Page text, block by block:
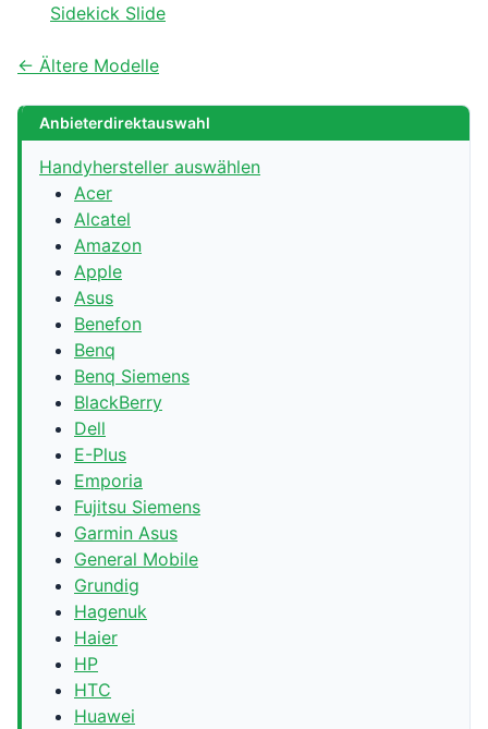
Sidekick Slide
← Ältere Modelle
Anbieterdirektauswahl
Handyhersteller auswählen
Acer
Alcatel
Amazon
Apple
Asus
Benefon
Benq
Benq Siemens
BlackBerry
Dell
E-Plus
Emporia
Fujitsu Siemens
Garmin Asus
General Mobile
Grundig
Hagenuk
Haier
HP
HTC
Huawei